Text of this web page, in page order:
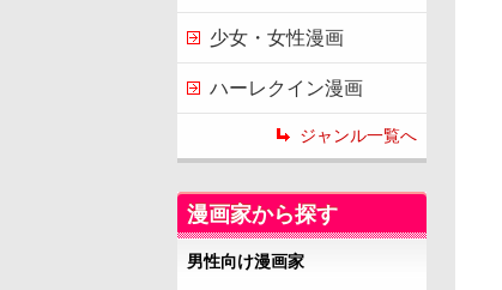
少女・女性漫画
ハーレクイン漫画
ジャンル一覧へ
漫画家から探す
男性向け漫画家